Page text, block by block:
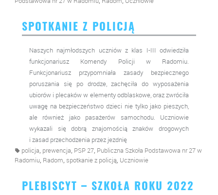
SPOTKANIE Z POLICJĄ
Naszych najmłodszych uczniów z klas I-III odwiedziła
funkcjonariusz Komendy Policji w Radomiu.
Funkcjonariusz przypomniała zasady bezpiecznego
poruszania się po drodze, zachęciła do wyposażenia
ubiorów i plecaków w elementy odblaskowe, oraz zwróciła
uwagę na bezpieczeństwo dzieci nie tylko jako pieszych,
ale również jako pasażerów samochodu. Uczniowie
wykazali się dobrą znajomością znaków drogowych
i zasad przechodzenia przez jezdnię
policja, prewencja, PSP 27, Publiczna Szkoła Podstawowa nr 27 w
Radomiu, Radom, spotkanie z policją, Uczniowie
PLEBISCYT – SZKOŁA ROKU 2022